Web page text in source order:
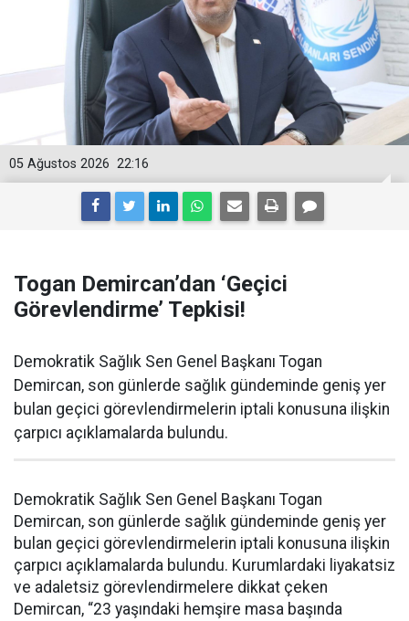
22:16
05 Ağustos 2026
Togan Demircan’dan ‘Geçici
Görevlendirme’ Tepkisi!
Demokratik Sağlık Sen Genel Başkanı Togan
Demircan, son günlerde sağlık gündeminde geniş yer
bulan geçici görevlendirmelerin iptali konusuna ilişkin
çarpıcı açıklamalarda bulundu.
Demokratik Sağlık Sen Genel Başkanı Togan
Demircan, son günlerde sağlık gündeminde geniş yer
bulan geçici görevlendirmelerin iptali konusuna ilişkin
çarpıcı açıklamalarda bulundu. Kurumlardaki liyakatsiz
ve adaletsiz görevlendirmelere dikkat çeken
Demircan, “23 yaşındaki hemşire masa başında